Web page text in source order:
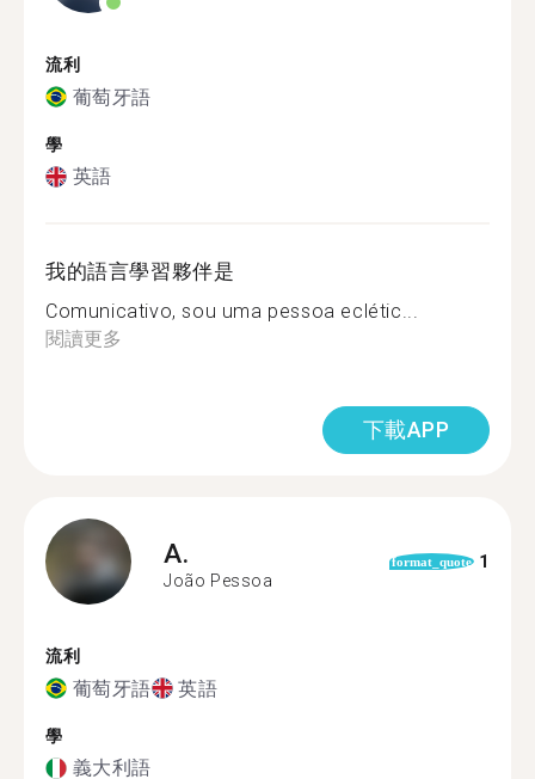
流利
葡萄牙語
學
英語
我的語言學習夥伴是
Comunicativo, sou uma pessoa eclétic...
閱讀更多
下載APP
A.
João Pessoa
format_quote 1
流利
葡萄牙語 英語
學
義大利語